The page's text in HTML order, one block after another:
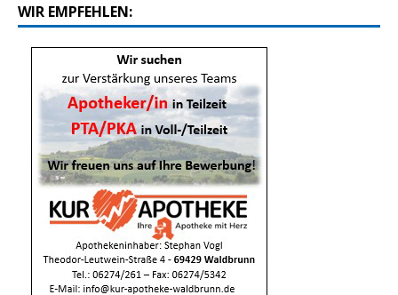
WIR EMPFEHLEN: